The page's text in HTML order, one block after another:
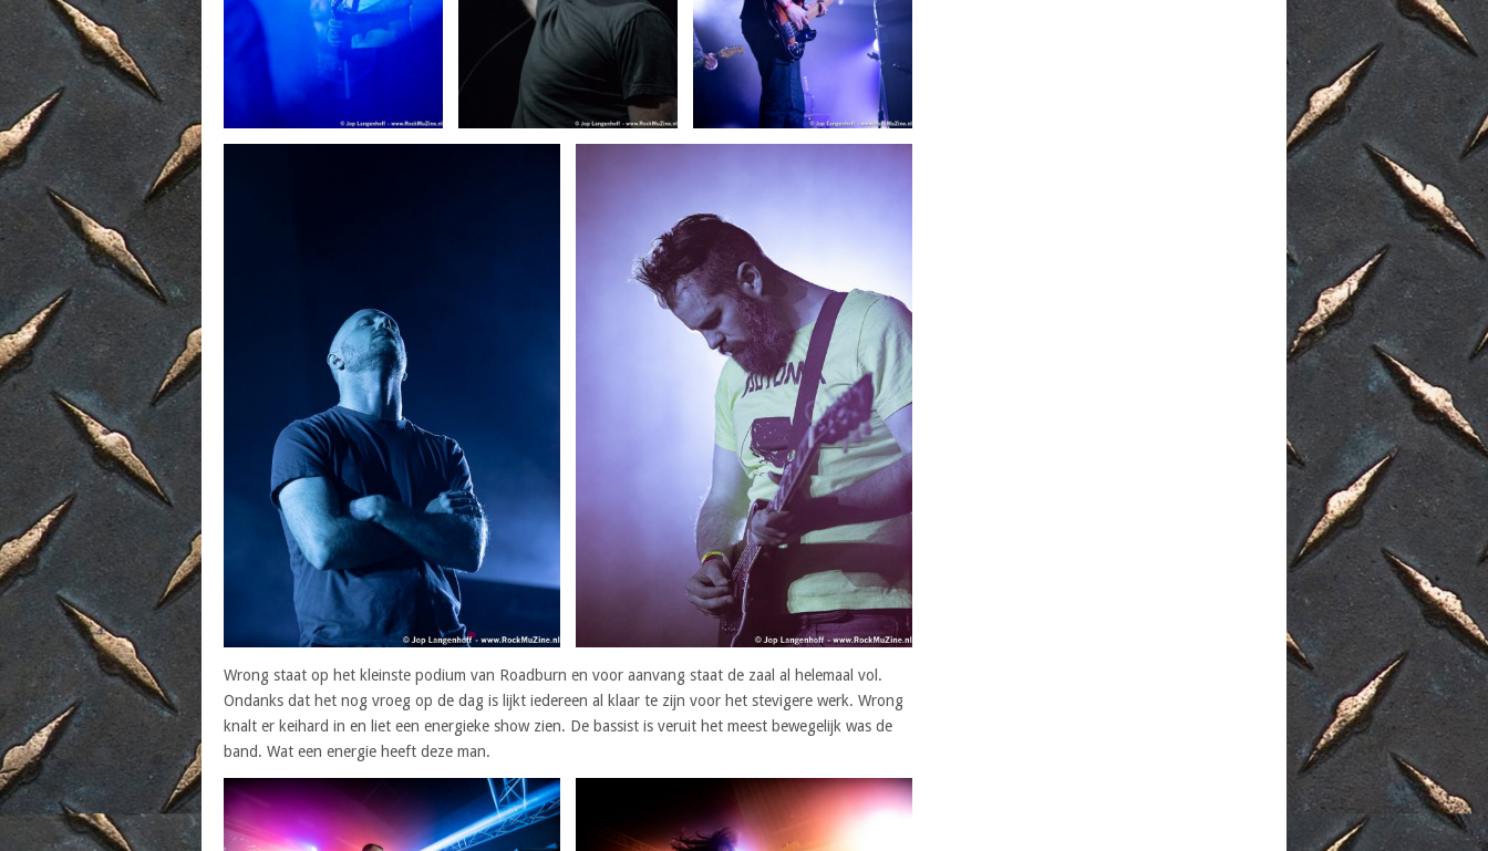
Wrong staat op het kleinste podium van Roadburn en voor aanvang staat de zaal al helemaal vol.
Ondanks dat het nog vroeg op de dag is lijkt iedereen al klaar te zijn voor het stevigere werk. Wrong
knalt er keihard in en liet een energieke show zien. De bassist is veruit het meest bewegelijk was de
band. Wat een energie heeft deze man.